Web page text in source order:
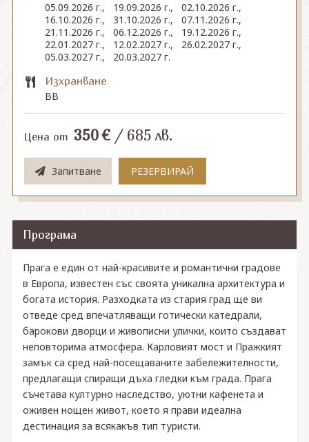
05.09.2026 г., 19.09.2026 г., 02.10.2026 г.,
16.10.2026 г., 31.10.2026 г., 07.11.2026 г.,
21.11.2026 г., 06.12.2026 г., 19.12.2026 г.,
22.01.2027 г., 12.02.2027 г., 26.02.2027 г.,
05.03.2027 г., 20.03.2027 г.
Изхранване
BB
Цена от 350€/ 685 лв.
Запитване РЕЗЕРВИРАЙ
Програма
Прага е един от най-красивите и романтични градове
в Европа, известен със своята уникална архитектура и
богата история. Разходката из стария град ще ви
отведе сред впечатляващи готически катедрали,
барокови дворци и живописни улички, които създават
неповторима атмосфера. Карловият мост и Пражкият
замък са сред най-посещаваните забележителности,
предлагащи спиращи дъха гледки към града. Прага
съчетава културно наследство, уютни кафенета и
оживен нощен живот, което я прави идеална
дестинация за всякакъв тип туристи.